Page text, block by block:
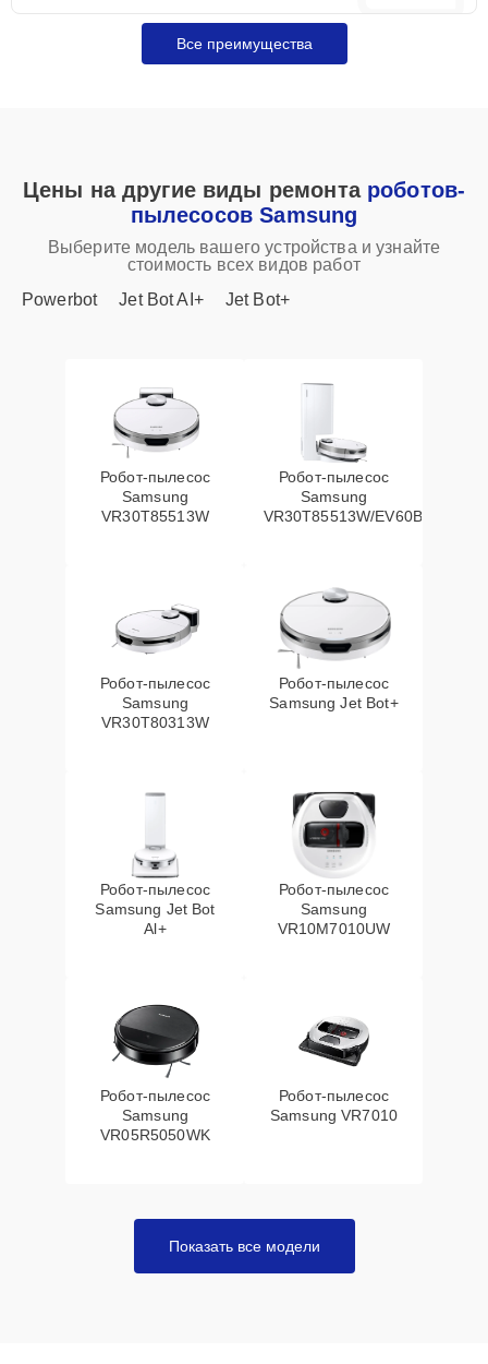
Все преимущества
Цены на другие виды ремонта роботов-
пылесосов Samsung
Выберите модель вашего устройства и узнайте
стоимость всех видов работ
Powerbot
Jet Bot AI+ Jet Bot+
Робот-пылесос
Samsung
VR30T85513W
Робот-пылесос
Samsung
VR30T85513W/EV60Вт
Робот-пылесос
Samsung
VR30T80313W
Робот-пылесос
Samsung Jet Bot+
Робот-пылесос
Samsung Jet Bot
Al+
Робот-пылесос
Samsung
VR10M7010UW
Робот-пылесос
Samsung
VR05R5050WK
Робот-пылесос
Samsung VR7010
Показать все модели